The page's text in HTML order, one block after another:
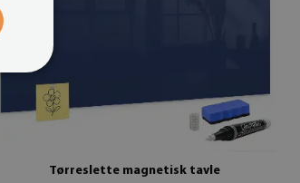
Tørreslette magnetisk tavle